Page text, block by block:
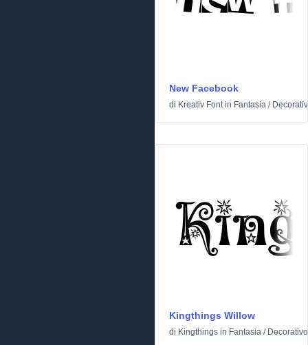
New Facebook
di Kreativ Fontin Fantasia /
Kingthings Willow
di Kingthings in Fantasia / Decorativo